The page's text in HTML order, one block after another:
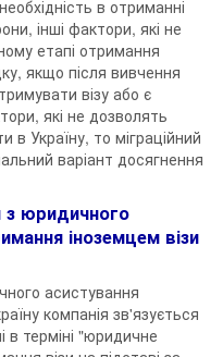
в отриманні
інші фактори, які не
етапі отримання
якщо після вивчення
візу або є
які не дозволять
в Україну, то міграційний
варіант досягнення
з юридичного
іноземцем візи
асистування
компанія зв'язується
в терміні "юридичне